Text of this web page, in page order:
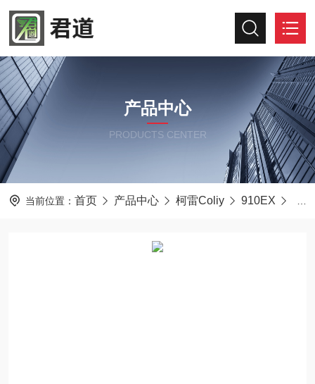
产品中心
PRODUCTS CENTER
当前位置： 首页 产品中心 柯雷Coliy 910EX